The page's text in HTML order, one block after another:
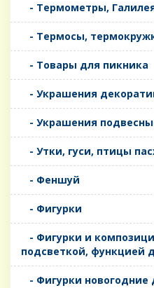
- Термометры,
- Термосы,
- Товары для пикника
- Украшения
- Украшения
- Утки, гуси, птицы
- Феншуй
- Фигурки
- Фигурки и
подсветкой, функцией
- Фигурки новогодние